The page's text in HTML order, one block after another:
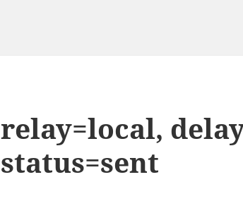
relay=local,
status=sent